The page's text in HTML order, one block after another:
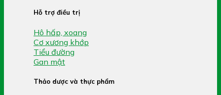
Hỗ trợ điều trị
Hô hấp, xoang
Cơ xương khớp
Tiểu đường
Gan mật
Thảo dược và thực phẩm